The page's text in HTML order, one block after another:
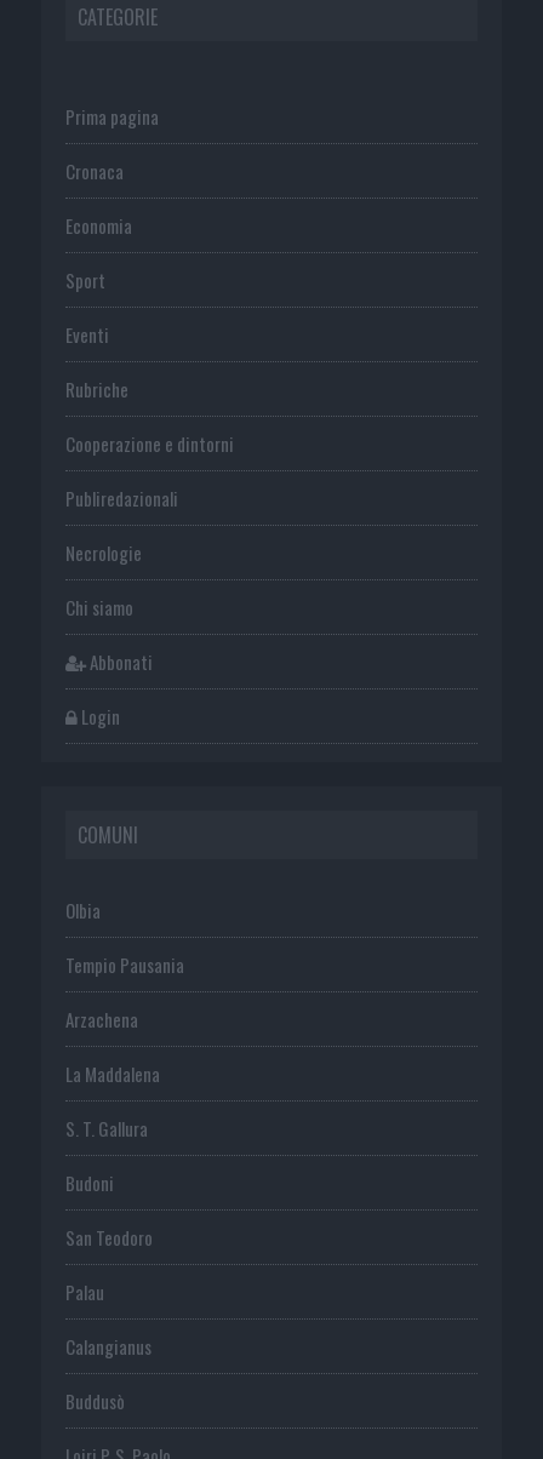
CATEGORIE
Prima pagina
Cronaca
Economia
Sport
Eventi
Rubriche
Cooperazione e dintorni
Publiredazionali
Necrologie
Chi siamo
Abbonati
Login
COMUNI
Olbia
Tempio Pausania
Arzachena
La Maddalena
S. T. Gallura
Budoni
San Teodoro
Palau
Calangianus
Buddusò